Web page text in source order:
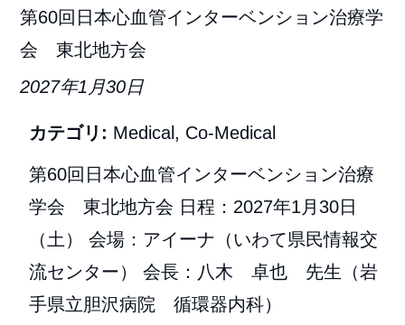
第60回日本心血管インターベンション治療学
会 東北地方会
2027年1月30日
カテゴリ: Medical , Co-Medical
第60回日本心血管インターベンション治療
学会 東北地方会 日程：2027年1月30日
（土） 会場：アイーナ（いわて県民情報交
流センター） 会長：八木 卓也 先生（岩
手県立胆沢病院 循環器内科）